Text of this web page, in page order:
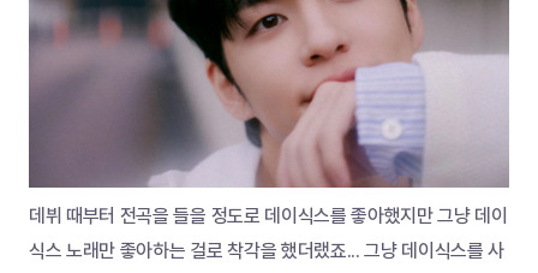
데뷔 때부터 전곡을 들을 정도로 데이식스를 좋아했지만 그냥 데이
식스 노래만 좋아하는 걸로 착각을 했더랬죠... 그냥 데이식스를 사